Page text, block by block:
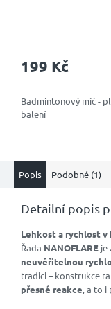
produktu
z
5
199 Kč
Badmintonový míč -
balení
Popis Podobné (1)
Detailní popis
Lehkost a rychlost v
Řada NANOFLARE je
neuvěřitelnou
tradici – konstrukce
přesné reakce, a to i